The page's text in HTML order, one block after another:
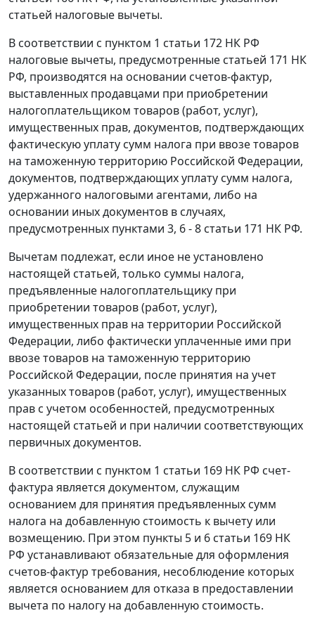
статьей налоговые вычеты.
В соответствии с пунктом 1 статьи 172 НК РФ
налоговые вычеты, предусмотренные статьей 171 НК
РФ, производятся на основании счетов-фактур,
выставленных продавцами при приобретении
налогоплательщиком товаров (работ, услуг),
имущественных прав, документов, подтверждающих
фактическую уплату сумм налога при ввозе товаров
на таможенную территорию Российской Федерации,
документов, подтверждающих уплату сумм налога,
удержанного налоговыми агентами, либо на
основании иных документов в случаях,
предусмотренных пунктами 3, 6 - 8 статьи 171 НК РФ.
Вычетам подлежат, если иное не установлено
настоящей статьей, только суммы налога,
предъявленные налогоплательщику при
приобретении товаров (работ, услуг),
имущественных прав на территории Российской
Федерации, либо фактически уплаченные ими при
ввозе товаров на таможенную территорию
Российской Федерации, после принятия на учет
указанных товаров (работ, услуг), имущественных
прав с учетом особенностей, предусмотренных
настоящей статьей и при наличии соответствующих
первичных документов.
В соответствии с пунктом 1 статьи 169 НК РФ счет-
фактура является документом, служащим
основанием для принятия предъявленных сумм
налога на добавленную стоимость к вычету или
возмещению. При этом пункты 5 и 6 статьи 169 НК
РФ устанавливают обязательные для оформления
счетов-фактур требования, несоблюдение которых
является основанием для отказа в предоставлении
вычета по налогу на добавленную стоимость.